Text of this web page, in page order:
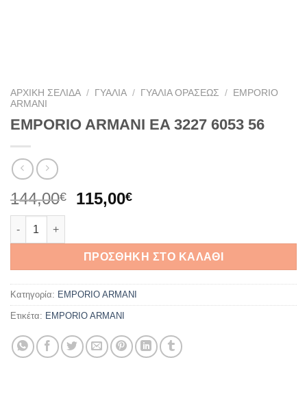
ΑΡΧΙΚΉ ΣΕΛΊΔΑ / ΓΥΑΛΙΆ / ΓΥΑΛΙΆ ΟΡΆΣΕΩΣ /
EMPORIO
ARMANI
EMPORIO ARMANI EA 3227 6053 56
144,00€
Original
144,00€.
115,00€Η
είναι:
115,00€.
EMPORIO ARMANI EA 3227 6053 56 ποσότητα
ΠΡΟΣΘΉΚΗ ΣΤΟ ΚΑΛΆΘΙ
Κατηγορία: EMPORIO ARMANI
Ετικέτα: EMPORIO ARMANI